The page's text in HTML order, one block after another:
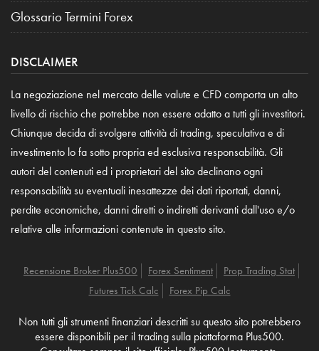
Glossario Termini Forex
DISCLAIMER
La negoziazione nel mercato delle valute e CFD comporta un alto
livello di rischio che potrebbe non essere adatto a tutti gli investitori.
Chiunque decida di svolgere attività di trading, speculativa e di
investimento lo fa sotto propria ed esclusiva responsabilità. Gli
autori del contenuti ed i proprietari del sito declinano ogni
responsabilità su eventuali inesattezze dei dati riportati, danni,
perdite economiche, danni diretti o indiretti derivanti dall'uso e/o
relative alle informazioni contenute in questo sito.
Recensione Broker Plus500 Forex Sentiment
Prop Trading Stat
Futures Tick Calc
Forex Pip Calc
Non tutti gli strumenti finanziari descritti su questo sito potrebbero
essere disponibili per il trading sulla piattaforma Plus500.